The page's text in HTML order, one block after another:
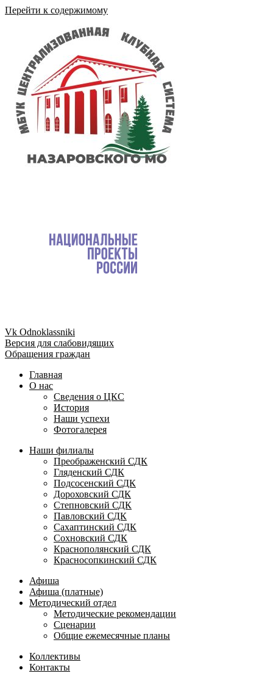
Перейти к содержимому
Vk Odnoklassniki
Версия для слабовидящих
Обращения граждан
Главная
О нас
Сведения о ЦКС
История
Наши успехи
Фотогалерея
Наши филиалы
Преображенский СДК
Гляденский СДК
Подсосенский СДК
Дороховский СДК
Степновский СДК
Павловский СДК
Сахаптинский СДК
Сохновский СДК
Краснополянский СДК
Красносопкинский СДК
Афиша
Афиша (платные)
Методический отдел
Методические рекомендации
Сценарии
Общие ежемесячные планы
Коллективы
Контакты